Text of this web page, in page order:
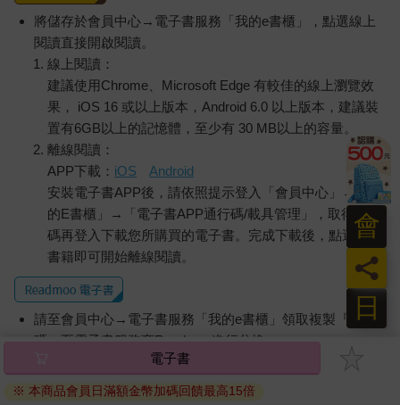
將儲存於會員中心→電子書服務「我的e書櫃」，點選線上
閱讀直接開啟閱讀。
線上閱讀：
建議使用Chrome、Microsoft Edge 有較佳的線上瀏覽效
果， iOS 16 或以上版本，Android 6.0 以上版本，建議裝
置有6GB以上的記憶體，至少有 30 MB以上的容量。
離線閱讀：
APP下載： iOS
Android
安裝電子書APP後，請依照提示登入「會員中心」→「我
的E書櫃」→「電子書APP通行碼/載具管理」，取得通行
碼再登入下載您所購買的電子書。完成下載後，點選任一
書籍即可開始離線閱讀。
請至會員中心→電子書服務「我的e書櫃」領取複製『兌換
碼』至電子書服務商Readmoo進行兌換。
退換貨須知：
因版權保護，您在金石堂所購買的電子書僅能以金石堂專屬
電子書
※ 本商品會員日滿額金幣加碼回饋最高15倍
日
員
會